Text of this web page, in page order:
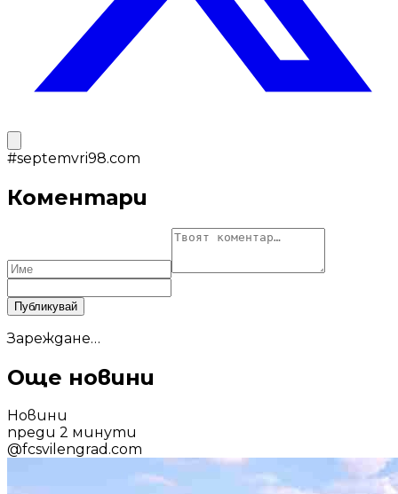
#septemvri98.com
Коментари
Публикувай
Зареждане…
Още новини
Новини
преди 2 минути
@fcsvilengrad.com